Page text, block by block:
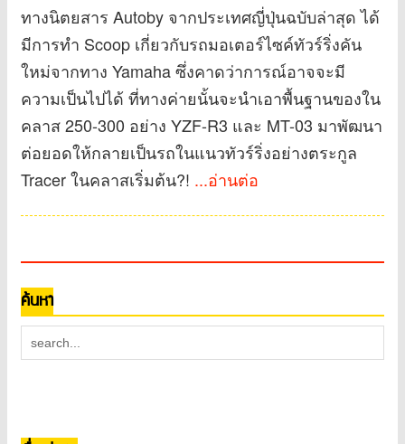
ทางนิตยสาร Autoby จากประเทศญี่ปุ่นฉบับล่าสุด ได้
มีการทำ Scoop เกี่ยวกับรถมอเตอร์ไซค์ทัวร์ริ่งคัน
ใหม่จากทาง Yamaha ซึ่งคาดว่าการณ์อาจจะมี
ความเป็นไปได้ ที่ทางค่ายนั้นจะนำเอาพื้นฐานของใน
คลาส 250-300 อย่าง YZF-R3 และ MT-03 มาพัฒนา
ต่อยอดให้กลายเป็นรถในแนวทัวร์ริ่งอย่างตระกูล
Tracer ในคลาสเริ่มต้น?! ...อ่านต่อ
ค้นหา